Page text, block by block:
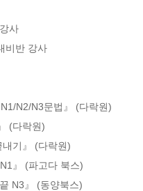
사
비반 강사
N2/N3문법』 (다락원)
(다락원)
내기』 (다락원)
』 (파고다 북스)
N3』 (동양북스)